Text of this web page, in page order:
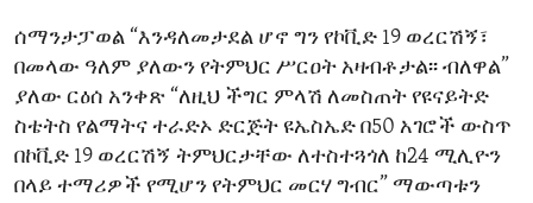
ሰማንታፓወል “እንዳለመታደል ሆኖ ግን የኮቪድ 19 ወረርሽኝ፣
በመላው ዓለም ያለውን የትምህር ሥርዐት አዛብቶታል፡፡ ብለዋል”
ያለው ርዕሰ አንቀጽ “ለዚህ ችግር ምላሽ ለመስጠት የዩናይትድ
ስቴትስ የልማትና ተራድኦ ድርጅት ዩኤስኤድ በ50 አገሮች ውስጥ
በኮቪድ 19 ወረርሽኝ ትምህርታቸው ለተስተጓጎለ ከ24 ሚሊዮን
በላይ ተማሪዎች የሚሆን የትምህር መርሃ ግብር” ማውጣቱን